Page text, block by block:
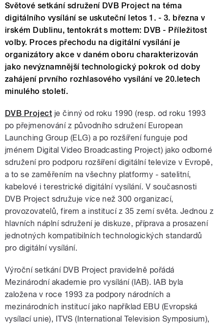
Světové setkání sdružení DVB Project na téma
digitálního vysílání se uskuteční letos 1. - 3. března v
irském Dublinu, tentokrát s mottem: DVB - Příležitost
volby. Proces přechodu na digitální vysílání je
organizátory akce v daném oboru charakterizován
jako nevýznamnější technologický pokrok od doby
zahájení prvního rozhlasového vysílání ve 20.letech
minulého století.
DVB Project je činný od roku 1990 (resp. od roku 1993
po přejmenování z původního sdružení European
Launching Group (ELG) a po rozšíření funguje pod
jménem Digital Video Broadcasting Project) jako odborné
sdružení pro podporu rozšíření digitální televize v Evropě,
a to se zaměřením na všechny platformy - satelitní,
kabelové i terestrické digitální vysílání. V současnosti
DVB Project sdružuje více než 300 organizací,
provozovatelů, firem a institucí z 35 zemí světa. Jednou z
hlavních náplní sdružení je diskuze, příprava a prosazení
jednotných kompatibilních technologických standardů
pro digitální vysílání.
Výroční setkání DVB Project pravidelně pořádá
Mezinárodní akademie pro vysílání (IAB). IAB byla
založena v roce 1993 za podpory národních a
mezinárodních institucí jako například EBU (Evropská
vysílací unie), ITVS (International Television Symposium),